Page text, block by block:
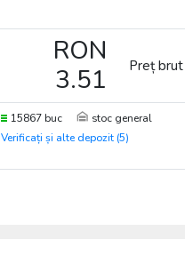
RON
3.51
Preț
15867 buc stoc general
Verificați și alte depozit (5)